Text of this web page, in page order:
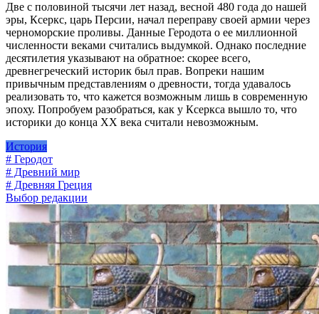
Две с половиной тысячи лет назад, весной 480 года до нашей
эры, Ксеркс, царь Персии, начал переправу своей армии через
черноморские проливы. Данные Геродота о ее миллионной
численности веками считались выдумкой. Однако последние
десятилетия указывают на обратное: скорее всего,
древнегреческий историк был прав. Вопреки нашим
привычным представлениям о древности, тогда удавалось
реализовать то, что кажется возможным лишь в современную
эпоху. Попробуем разобраться, как у Ксеркса вышло то, что
историки до конца XX века считали невозможным.
История
# Геродот
# Древний мир
# Древняя Греция
Выбор редакции